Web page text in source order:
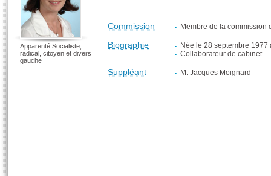
Commission Membre de la commission
Biographie
Née le 28 septembre
Collaborateur de cabinet
Suppléant M. Jacques Moignard
Apparenté Socialiste,
radical, citoyen et divers
gauche